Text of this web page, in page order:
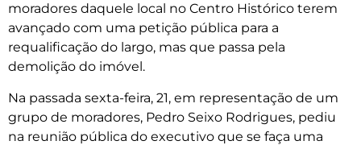
moradores daquele local no Centro Histórico terem
avançado com uma petição pública para a
requalificação do largo, mas que passa pela
demolição do imóvel.
Na passada sexta-feira, 21, em representação de um
grupo de moradores, Pedro Seixo Rodrigues, pediu
na reunião pública do executivo que se faça uma